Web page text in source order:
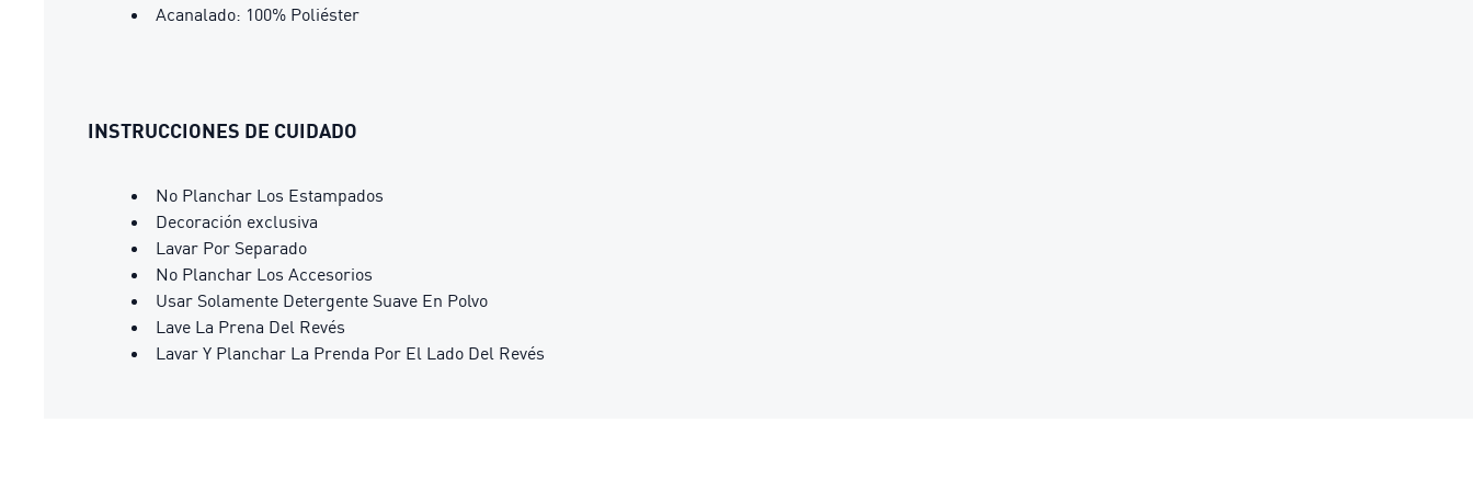
Acanalado: 100% Poliéster
INSTRUCCIONES DE CUIDADO
No Planchar Los Estampados
Decoración exclusiva
Lavar Por Separado
No Planchar Los Accesorios
Usar Solamente Detergente Suave En Polvo
Lave La Prena Del Revés
Lavar Y Planchar La Prenda Por El Lado Del Revés